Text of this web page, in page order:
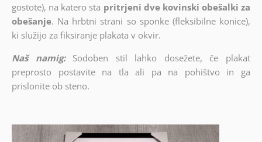
gostote), na katero sta pritrjeni dve kovinski obešalki za
obešanje. Na hrbtni strani so sponke (fleksibilne konice),
ki služijo za fiksiranje plakata v okvir.
Naš namig:
Sodoben stil lahko dosežete, če plakat
preprosto postavite na tla ali pa na pohištvo in ga
prislonite ob steno.